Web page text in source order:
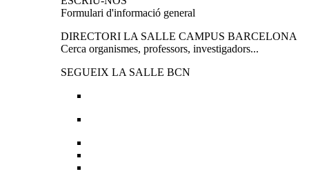
Formulari d'informació general
DIRECTORI LA SALLE CAMPUS BARCELONA
Cerca organismes, professors, investigadors...
SEGUEIX LA SALLE BCN